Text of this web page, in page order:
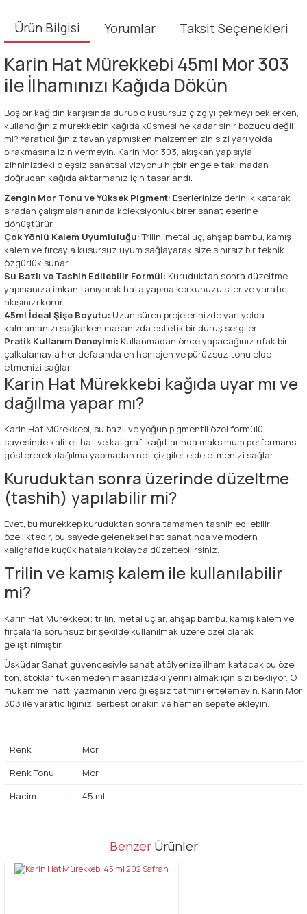
Ürün Bilgisi Yorumlar Taksit Seçenekleri
Karin Hat Mürekkebi 45ml Mor 303
ile İlhamınızı Kağıda Dökün
Boş bir kağıdın karşısında durup o kusursuz çizgiyi çekmeyi beklerken,
kullandığınız mürekkebin kağıda küsmesi ne kadar sinir bozucu değil
mi? Yaratıcılığınız tavan yapmışken malzemenizin sizi yarı yolda
bırakmasına izin vermeyin. Karin Mor 303, akışkan yapısıyla
zihninizdeki o eşsiz sanatsal vizyonu hiçbir engele takılmadan
doğrudan kağıda aktarmanız için tasarlandı.
Zengin Mor Tonu ve Yüksek Pigment: Eserlerinize derinlik katarak
sıradan çalışmaları anında koleksiyonluk birer sanat eserine
dönüştürür.
Çok Yönlü Kalem Uyumluluğu:Trilin, metal uç, ahşap bambu, kamış
kalem ve fırçayla kusursuz uyum sağlayarak size sınırsız bir teknik
özgürlük sunar.
Su Bazlı ve Tashih Edilebilir Formül: Kuruduktan sonra düzeltme
yapmanıza imkan tanıyarak hata yapma korkunuzu siler ve yaratıcı
akışınızı korur.
45ml İdeal Şişe Boyutu: Uzun süren projelerinizde yarı yolda
kalmamanızı sağlarken masanızda estetik bir duruş sergiler.
Pratik Kullanım Deneyimi: Kullanmadan önce yapacağınız ufak bir
çalkalamayla her defasında en homojen ve pürüzsüz tonu elde
etmenizi sağlar.
Karin Hat Mürekkebi kağıda uyar mı ve
dağılma yapar mı?
Karin Hat Mürekkebi, su bazlı ve yoğun pigmentli özel formülü
sayesinde kaliteli hat ve kaligrafi kağıtlarında maksimum performans
göstererek dağılma yapmadan net çizgiler elde etmenizi sağlar.
Kuruduktan sonra üzerinde düzeltme
(tashih) yapılabilir mi?
Evet, bu mürekkep kuruduktan sonra tamamen tashih edilebilir
özelliktedir, bu sayede geleneksel hat sanatında ve modern
kaligrafide küçük hataları kolayca düzeltebilirsiniz.
Trilin ve kamış kalem ile kullanılabilir
mi?
Karin Hat Mürekkebi; trilin, metal uçlar, ahşap bambu, kamış kalem ve
fırçalarla sorunsuz bir şekilde kullanılmak üzere özel olarak
geliştirilmiştir.
Üsküdar Sanat güvencesiyle sanat atölyenize ilham katacak bu özel
ton, stoklar tükenmeden masanızdaki yerini almak için sizi bekliyor. O
mükemmel hattı yazmanın verdiği eşsiz tatmini ertelemeyin, Karin Mor
303 ile yaratıcılığınızı serbest bırakın ve hemen sepete ekleyin.
Renk :
Mor
Renk Tonu
:
Mor
Hacim
: 45 ml
Bu ürüne ilk yorumu siz yapın!
Bu ürünün fiyat bilgisi, resim, ürün açıklamalarında ve diğer
tarafımıza iletebilirsiniz.
Benzer Ürünler